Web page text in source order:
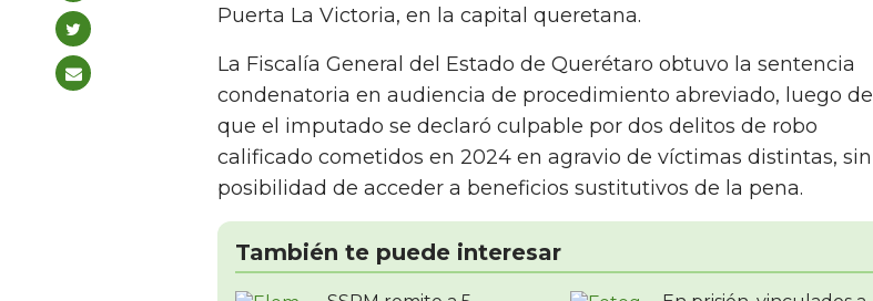
Puerta La Victoria, en la capital queretana.
La Fiscalía General del Estado de Querétaro obtuvo la sentencia
condenatoria en audiencia de procedimiento abreviado, luego de
que el imputado se declaró culpable por dos delitos de robo
calificado cometidos en 2024 en agravio de víctimas distintas, sin
posibilidad de acceder a beneficios sustitutivos de la pena.
También te puede interesar